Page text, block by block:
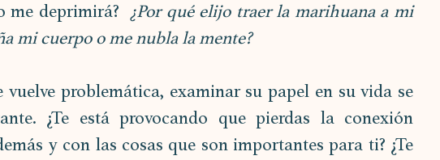
me deprimirá?
¿Por qué elijo traer la marihuana a mi
mi cuerpo o me nubla la mente?
vuelve problemática, examinar su papel en su vida se
¿Te está provocando que pierdas la conexión
y con las cosas que son importantes para ti? ¿Te